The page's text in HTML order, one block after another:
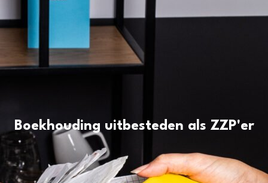
Boekhouding uitbesteden als ZZP'er